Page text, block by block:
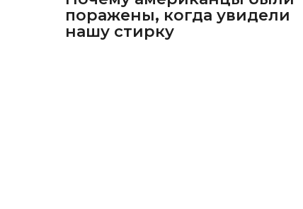
поражены, когда увидели
нашу стирку